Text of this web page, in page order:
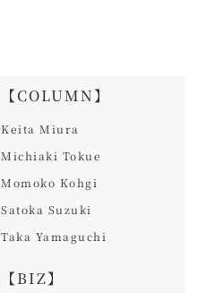
【COLUMN】
Keita Miura
Michiaki Tokue
Momoko Kohgi
Satoka Suzuki
Taka Yamaguchi
【BIZ】